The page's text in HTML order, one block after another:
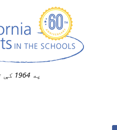
په 1964 کې تاسیس شوی